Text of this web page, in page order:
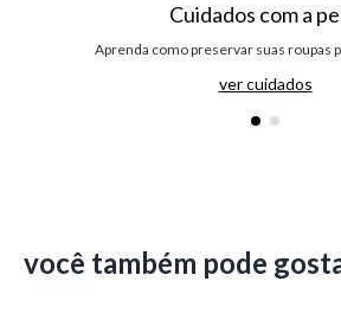
Cuidados com a
Aprenda como preservar suas roupas
ver cuidados
você também pode